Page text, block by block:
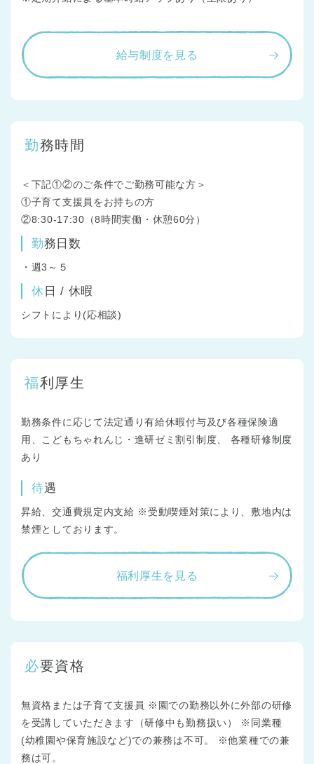
給与制度を見る
勤務時間
＜下記①②のご条件でご勤務可能な方＞
①子育て支援員をお持ちの方
②8:30-17:30（8時間実働・休憩60分）
勤務日数
・週3～５
休日 / 休暇
シフトにより(応相談)
福利厚生
勤務条件に応じて法定通り有給休暇付与及び各種保険適
用、こどもちゃれんじ・進研ゼミ割引制度、 各種研修制度
あり
待遇
昇給、交通費規定内支給 ※受動喫煙対策により、敷地内は
禁煙としております。
福利厚生を見る
必要資格
無資格または子育て支援員 ※園での勤務以外に外部の研修
を受講していただきます（研修中も勤務扱い） ※同業種
(幼稚園や保育施設など)での兼務は不可。 ※他業種での兼
務は可。